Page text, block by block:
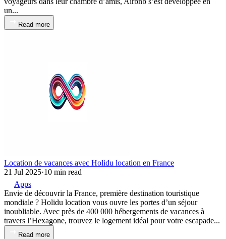
un...
Read more
Location de vacances avec Holidu location en France
21 Jul 2025·10 min read
Apps
Envie de découvrir la France, première destination touristique
mondiale ? Holidu location vous ouvre les portes d’un séjour
inoubliable. Avec près de 400 000 hébergements de vacances à
travers l’Hexagone, trouvez le logement idéal pour votre escapade...
Read more